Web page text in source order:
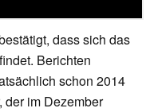
dass sich das
Berichten
schon 2014
der im Dezember